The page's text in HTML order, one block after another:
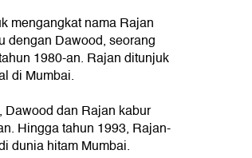
mengangkat nama Rajan
dengan Dawood, seorang
1980-an. Rajan ditunjuk
di Mumbai.
dan Rajan kabur
Hingga tahun 1993, Rajan-
dunia hitam Mumbai.